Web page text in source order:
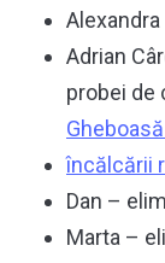
Alexandra
Adrian
probei de
încălcării
Dan –
Marta –